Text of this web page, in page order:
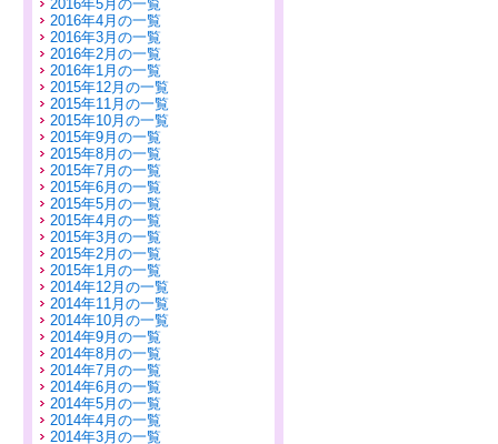
2016年5月の一覧
2016年4月の一覧
2016年3月の一覧
2016年2月の一覧
2016年1月の一覧
2015年12月の一覧
2015年11月の一覧
2015年10月の一覧
2015年9月の一覧
2015年8月の一覧
2015年7月の一覧
2015年6月の一覧
2015年5月の一覧
2015年4月の一覧
2015年3月の一覧
2015年2月の一覧
2015年1月の一覧
2014年12月の一覧
2014年11月の一覧
2014年10月の一覧
2014年9月の一覧
2014年8月の一覧
2014年7月の一覧
2014年6月の一覧
2014年5月の一覧
2014年4月の一覧
2014年3月の一覧